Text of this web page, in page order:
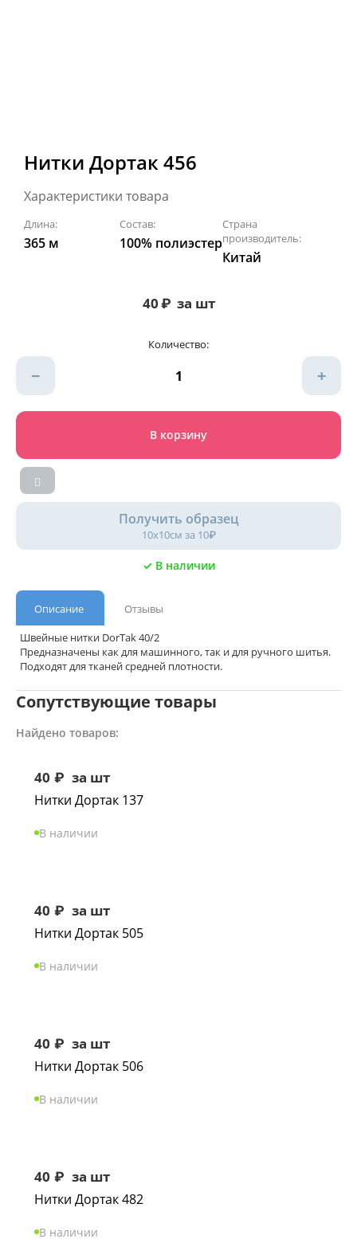
Нитки Дортак 456
Характеристики товара
Длина:
365 м
Состав:
100% полиэстер
Страна
производитель:
Китай
40₽ за шт
Количество:
+
−
В корзину
Получить образец
10х10см за 10₽
✓ В наличии
Описание
Отзывы
Швейные нитки DorTak 40/2
Предназначены как для машинного, так и для ручного шитья.
Подходят для тканей средней плотности.
Сопутствующие товары
Найдено товаров:
40 ₽ за шт
Нитки Дортак 137
В наличии
40 ₽ за шт
Нитки Дортак 505
В наличии
40 ₽ за шт
Нитки Дортак 506
В наличии
40 ₽ за шт
Нитки Дортак 482
В наличии